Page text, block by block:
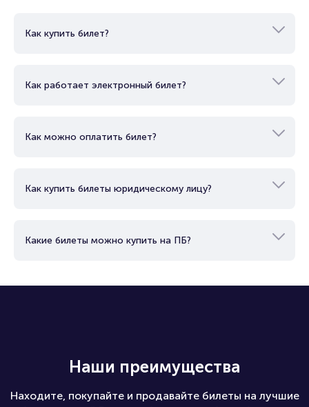
Как купить билет?
Как работает электронный билет?
Как можно оплатить билет?
Как купить билеты юридическому лицу?
Какие билеты можно купить на ПБ?
Наши преимущества
Находите, покупайте и продавайте билеты на лучшие